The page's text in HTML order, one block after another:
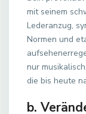
mit seinem
Lederanzug,
Normen und
nur
die bis heute
b.